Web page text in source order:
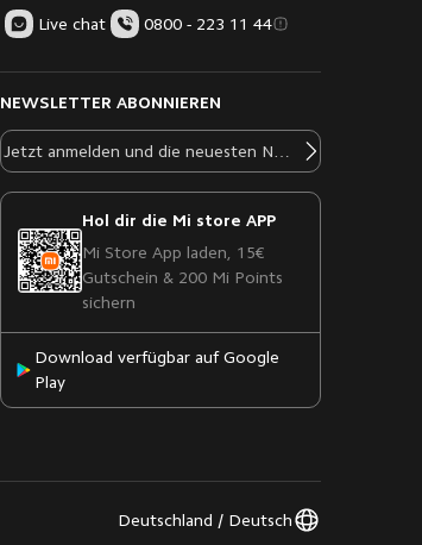
Live chat 0800 - 223 11 44
NEWSLETTER ABONNIEREN
Hol dir die Mi store APP
Mi Store App laden, 15€
Gutschein & 200 Mi Points
sichern
Download verfügbar auf Google
Play
Deutschland / Deutsch